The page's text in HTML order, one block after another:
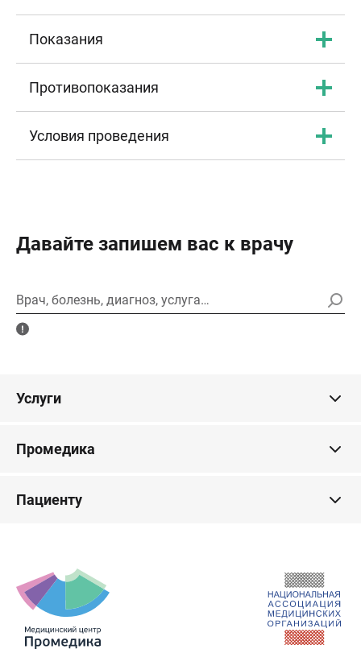
Показания
Противопоказания
Условия проведения
Давайте запишем вас к врачу
Врач, болезнь, диагноз, услуга…
Услуги
Промедика
Пациенту